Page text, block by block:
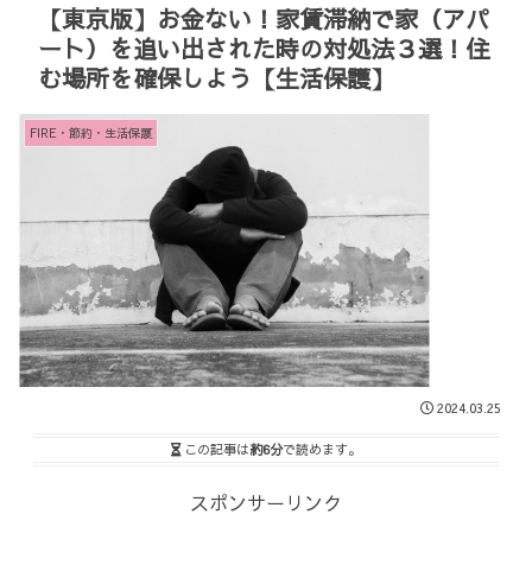
【東京版】お金ない！家賃滞納で家（アパ
ート）を追い出された時の対処法３選！住
む場所を確保しよう【生活保護】
FIRE・節約・生活保護
2024.03.25
この記事は約6分で読めます。
スポンサーリンク